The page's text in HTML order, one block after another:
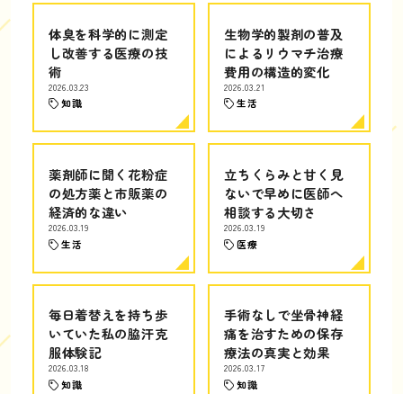
体臭を科学的に測定
し改善する医療の技
術
2026.03.23
知識
生物学的製剤の普及
によるリウマチ治療
費用の構造的変化
2026.03.21
生活
薬剤師に聞く花粉症
の処方薬と市販薬の
経済的な違い
2026.03.19
生活
立ちくらみと甘く見
ないで早めに医師へ
相談する大切さ
2026.03.19
医療
毎日着替えを持ち歩
いていた私の脇汗克
服体験記
2026.03.18
知識
手術なしで坐骨神経
痛を治すための保存
療法の真実と効果
2026.03.17
知識